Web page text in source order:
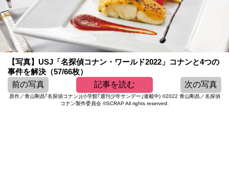
【写真】USJ「名探偵コナン・ワールド2022」コナンと4つの
事件を解決（57/66枚）
前の写真
記事を読む 次の写真
原作／青山剛昌｢名探偵コナン｣(小学館｢週刊少年サンデー｣連載中) ©2022 青山剛昌／名探偵
コナン製作委員会 ©SCRAP All rights reserved.